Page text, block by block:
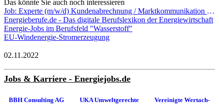
Das könnte Sie auch noch interessieren
Job: Experte (m/w/d) Kundenabrechnung / Marktkommunikation EDM Vertrieb - Vereinigte Wertach-Elektrizitätswerke GmbH
Energieberufe.de - Das digitale Berufslexikon der Energiewirtschaft
Energie-Jobs im Berufsfeld "Wasserstoff"
EU-Windenergie-Stromerzeugung
02.11.2022
Jobs & Karriere - Energiejobs.de
BBH Consulting AG UKA Umweltgerechte Vereinigte Wertach-